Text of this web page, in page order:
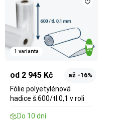
1 varianta
od 2 945 Kč až -16%
Fólie polyetylénová
hadice š.600/tl.0,1 v roli
Do 10 dní